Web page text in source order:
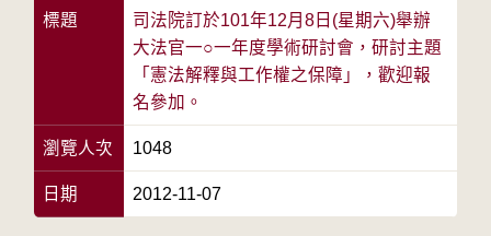
標題
司法院訂於101年12月8日(星期六)舉辦
大法官一○一年度學術研討會，研討主題
「憲法解釋與工作權之保障」，歡迎報
名參加。
瀏覽人次 1048
日期 2012-11-07